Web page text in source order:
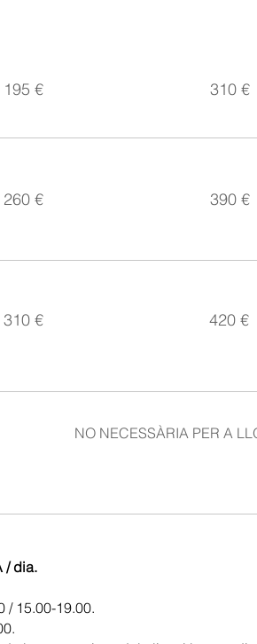
195 € 310 €
260 € 390 €
310 € 420 €
NO NECESSÀRIA PER A
/ dia.
/ 15.00-19.00.